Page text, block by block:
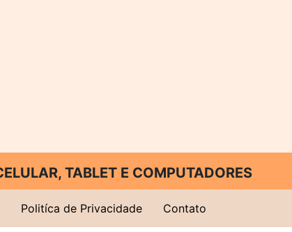
TABLET E COMPUTADORES
Politíca de Privacidade Contato